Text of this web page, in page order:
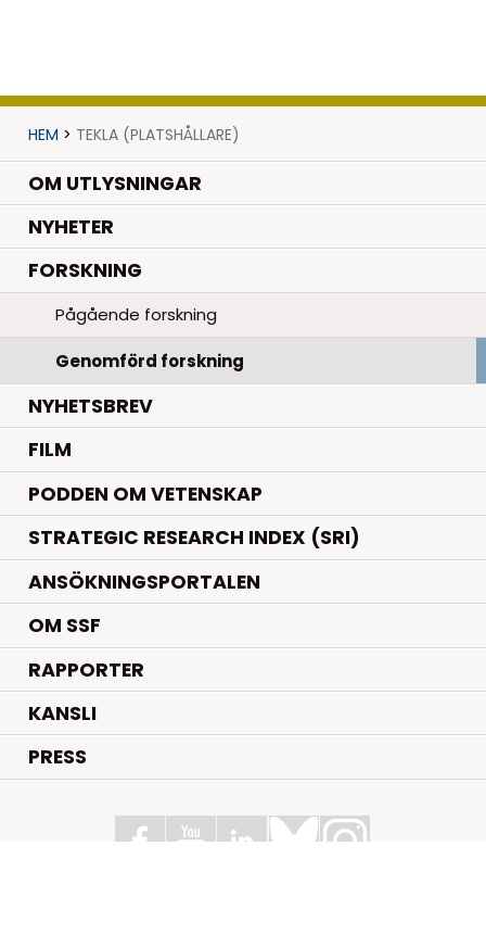
HEM > TEKLA (PLATSHÅLLARE)
OM UTLYSNINGAR
NYHETER.
FORSKNING.
Pågående forskning
Genomförd forskning
NYHETSBREV
FILM
PODDEN OM VETENSKAP
STRATEGIC RESEARCH INDEX (SRI)
ANSÖKNINGSPORTALEN
OM SSF
RAPPORTER
KANSLI
PRESS